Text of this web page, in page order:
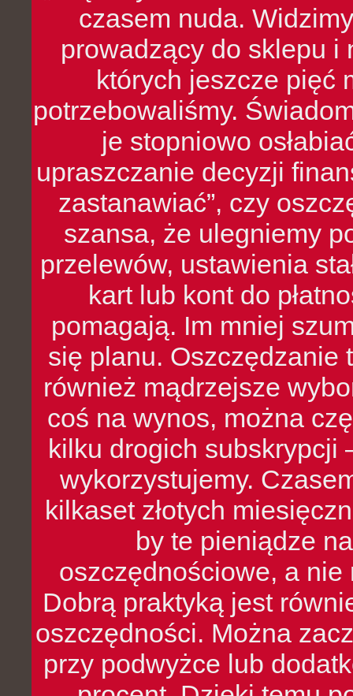
czasem nuda.
prowadzący do sklepu i
których jeszcze pięć
potrzebowaliśmy.
je stopniowo
upraszczanie decyzji
zastanawiać”, czy
szansa, że ulegniemy
przelewów, ustawienia
kart lub kont do
pomagają. Im mniej
się planu. Oszczędzanie
również mądrzejsze
coś na wynos, można
kilku drogich subskrypcji
wykorzystujemy.
kilkaset złotych
by te pieniądze
oszczędnościowe, a nie
Dobrą praktyką jest
oszczędności. Można
przy podwyżce lub